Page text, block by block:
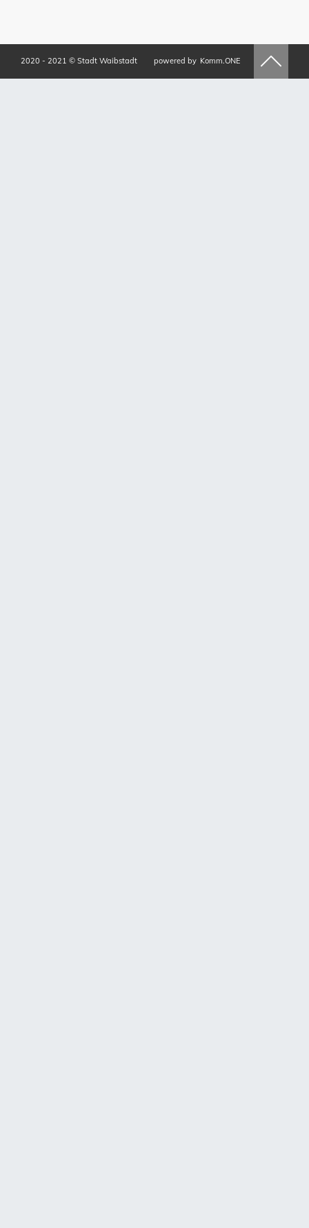
2020 - 2021 © Stadt Waibstadt powered by Komm.ONE